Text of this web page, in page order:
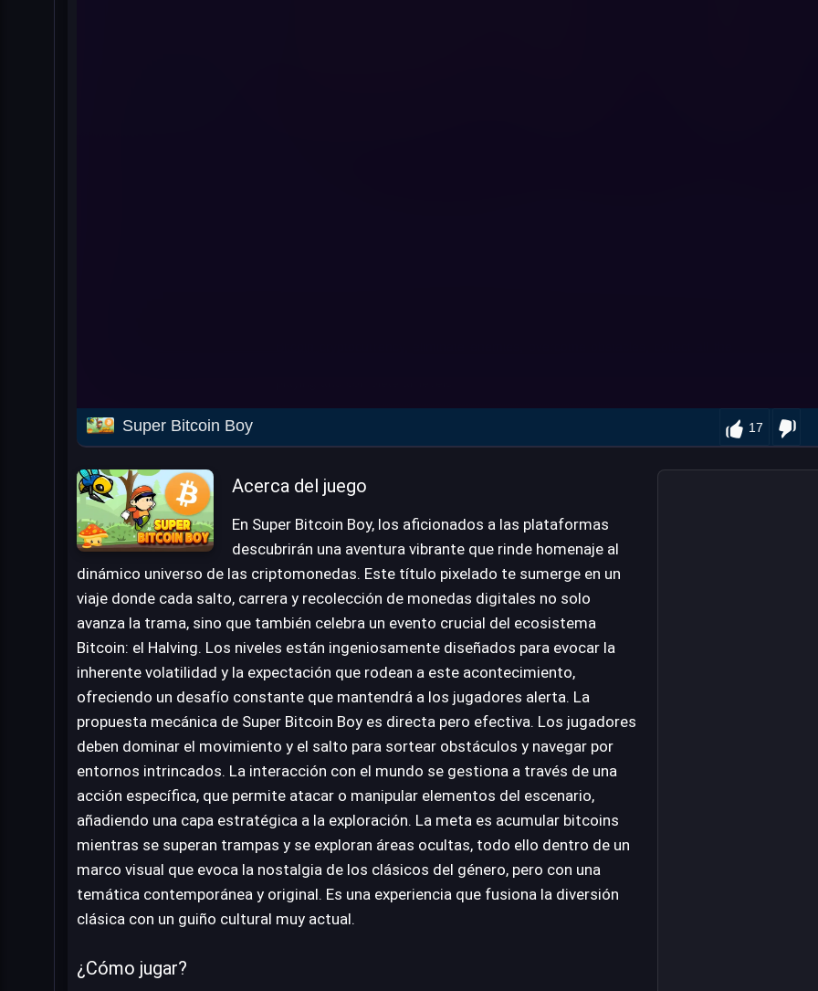
Super Bitcoin Boy 17
Acerca del juego
En Super Bitcoin Boy, los aficionados a las plataformas
descubrirán una aventura vibrante que rinde homenaje al
dinámico universo de las criptomonedas. Este título pixelado te sumerge en un
viaje donde cada salto, carrera y recolección de monedas digitales no solo
avanza la trama, sino que también celebra un evento crucial del ecosistema
Bitcoin: el Halving. Los niveles están ingeniosamente diseñados para evocar la
inherente volatilidad y la expectación que rodean a este acontecimiento,
ofreciendo un desafío constante que mantendrá a los jugadores alerta. La
propuesta mecánica de Super Bitcoin Boy es directa pero efectiva. Los jugadores
deben dominar el movimiento y el salto para sortear obstáculos y navegar por
entornos intrincados. La interacción con el mundo se gestiona a través de una
acción específica, que permite atacar o manipular elementos del escenario,
añadiendo una capa estratégica a la exploración. La meta es acumular bitcoins
mientras se superan trampas y se exploran áreas ocultas, todo ello dentro de un
marco visual que evoca la nostalgia de los clásicos del género, pero con una
temática contemporánea y original. Es una experiencia que fusiona la diversión
clásica con un guiño cultural muy actual.
¿Cómo jugar?